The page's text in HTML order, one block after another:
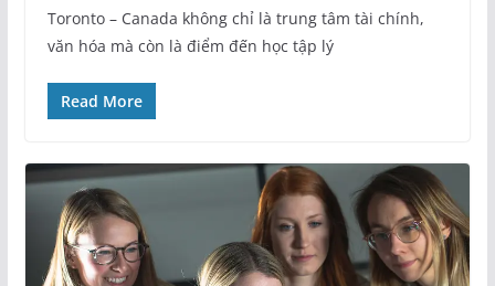
Toronto – Canada không chỉ là trung tâm tài chính,
văn hóa mà còn là điểm đến học tập lý
Read More